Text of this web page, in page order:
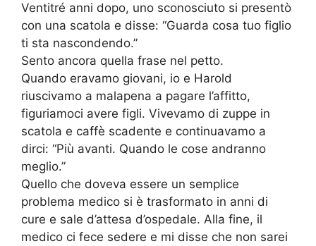
Ventitré anni dopo, uno sconosciuto si presentò
con una scatola e disse: “Guarda cosa tuo figlio
ti sta nascondendo.”
Sento ancora quella frase nel petto.
Quando eravamo giovani, io e Harold
riuscivamo a malapena a pagare l’affitto,
figuriamoci avere figli. Vivevamo di zuppe in
scatola e caffè scadente e continuavamo a
dirci: “Più avanti. Quando le cose andranno
meglio.”
Quello che doveva essere un semplice
problema medico si è trasformato in anni di
cure e sale d’attesa d’ospedale. Alla fine, il
medico ci fece sedere e mi disse che non sarei